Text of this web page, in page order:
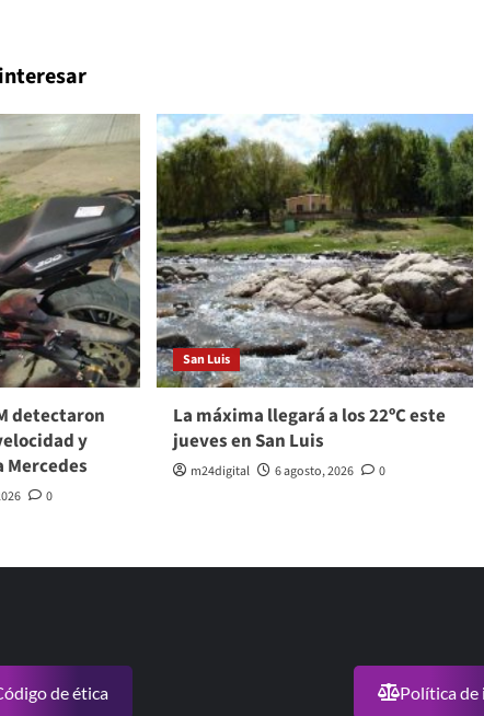
detectaron
y
0
San Luis
La máxima llegará a los 22ºC este
jueves en San Luis
m24digital 6 agosto, 2026 0
de ética Política de